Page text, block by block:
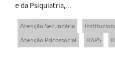
e da Psiquiatria,...
Atenção Secundária
Atenção Psicossocial
RAPS